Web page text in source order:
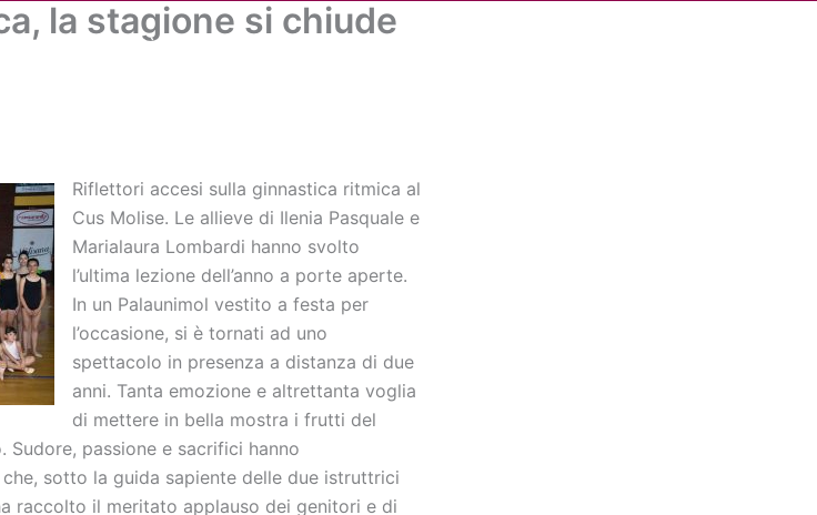
Attività
la stagione si chiude
Riflettori accesi sulla ginnastica ritmica al
Cus Molise. Le allieve di Ilenia Pasquale e
Marialaura Lombardi hanno svolto
l’ultima lezione dell’anno a porte aperte.
In un Palaunimol vestito a festa per
l’occasione, si è tornati ad uno
spettacolo in presenza a distanza di due
anni. Tanta emozione e altrettanta voglia
di mettere in bella mostra i frutti del
Sudore, passione e sacrifici hanno
sotto la guida sapiente delle due istruttrici
raccolto il meritato applauso dei genitori e di